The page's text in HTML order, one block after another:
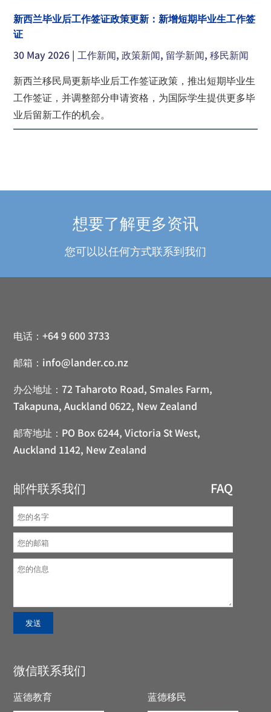
新西兰毕业后工作签证政策更新：新增短期毕业生工作签
证
30 May 2026 | 工作新闻,政策新闻, 留学新闻,移民新闻
新西兰移民局更新毕业后工作签证政策，推出短期毕业生
工作签证，并调整部分申请资格，为国际学生提供更多毕
业后留新工作的机会。
想要了解更多资讯
您可以以任何方式联系到我们
电话：+64 9 600 3733
邮箱： info@lander.co.nz
办公地址：72 Taharoto Road, Smales Farm,
Takapuna, Auckland 0622, New Zealand
邮寄地址： PO Box 6244, Victoria St West,
Auckland 1142, New Zealand
邮件联系我们 FAQ
微信联系我们
蓝德教育 蓝德移民